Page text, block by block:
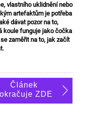
vlastního uklidnění nebo
artefaktům je potřeba
dávat pozor na to,
koule funguje jako čočka
zaměřit na to, jak začít
Článek
ZDE